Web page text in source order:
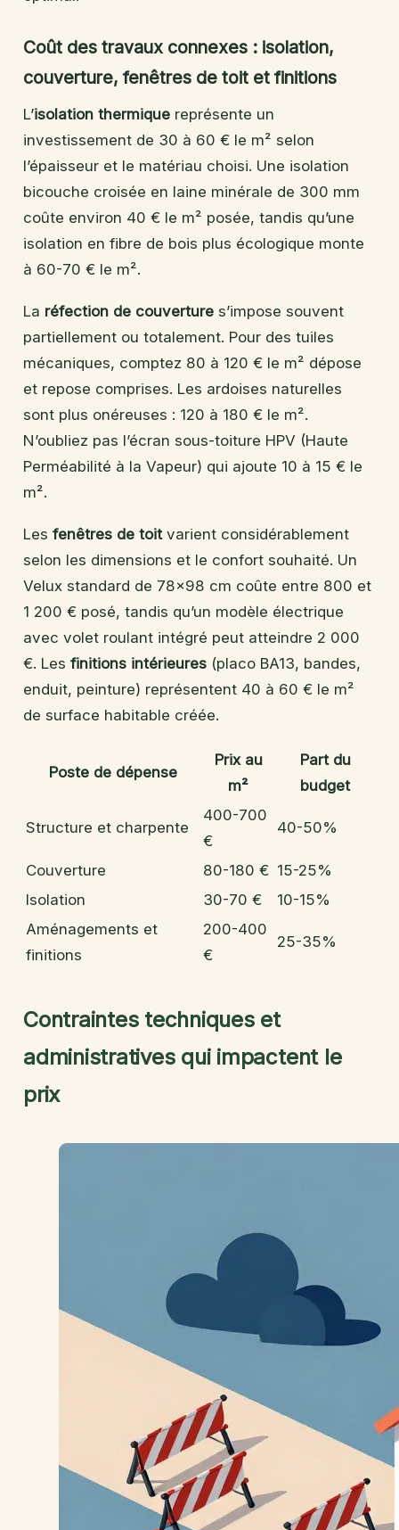
Coût des travaux connexes : isolation,
couverture, fenêtres de toit et finitions
L’isolation thermique représente un
investissement de 30 à 60 € le m² selon
l’épaisseur et le matériau choisi. Une isolation
bicouche croisée en laine minérale de 300 mm
coûte environ 40 € le m² posée, tandis qu’une
isolation en fibre de bois plus écologique monte
à 60-70 € le m².
La réfection de couverture s’impose souvent
partiellement ou totalement. Pour des tuiles
mécaniques, comptez 80 à 120 € le m² dépose
et repose comprises. Les ardoises naturelles
sont plus onéreuses : 120 à 180 € le m².
N’oubliez pas l’écran sous-toiture HPV (Haute
Perméabilité à la Vapeur) qui ajoute 10 à 15 € le
m².
Les fenêtres de toit varient considérablement
selon les dimensions et le confort souhaité. Un
Velux standard de 78×98 cm coûte entre 800 et
1 200 € posé, tandis qu’un modèle électrique
avec volet roulant intégré peut atteindre 2 000
€. Les finitions intérieures (placo BA13, bandes,
enduit, peinture) représentent 40 à 60 € le m²
de surface habitable créée.
Poste de dépense
Prix au
m²
Part du
budget
Structure et charpente
400-700
€
40-50%
Couverture 80-180 € 15-25%
Isolation
30-70 €
10-15%
Aménagements et
finitions
200-400
€
25-35%
Contraintes techniques et
administratives qui impactent le
prix